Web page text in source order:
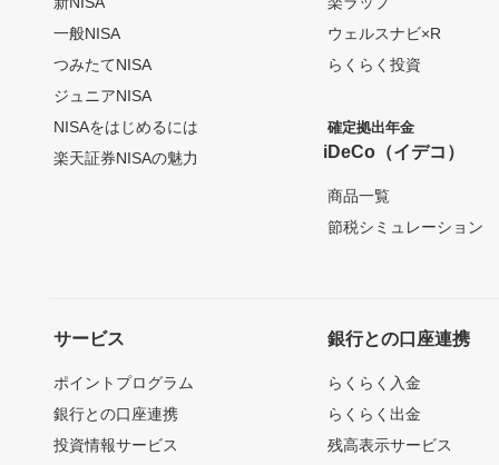
一般NISA
つみたてNISA
ジュニアNISA
NISAをはじめるには
楽天証券NISAの魅力
ウェルスナビ×R
らくらく投資
確定拠出年金
iDeCo（イデコ）
商品一覧
節税シミュレーション
サービス
ポイントプログラム
銀行との口座連携
投資情報サービス
銀行との口座連携
らくらく入金
らくらく出金
残高表示サービス